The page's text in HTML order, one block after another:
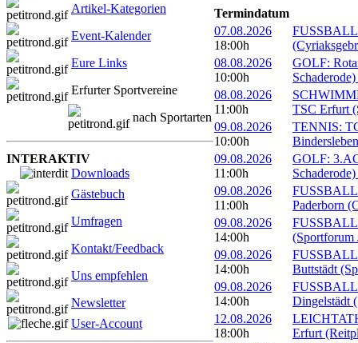
Artikel-Kategorien
Event-Kalender
Eure Links
Erfurter Sportvereine
nach Sportarten
INTERAKTIV
Downloads
Gästebuch
Umfragen
Kontakt/Feedback
Uns empfehlen
Newsletter
User-Account
Termindatum
07.08.2026
18:00h
08.08.2026
10:00h
GOLF:
08.08.2026
11:00h
TSC Erfurt
09.08.2026
10:00h
TENNIS:
09.08.2026
11:00h
GOLF:
09.08.2026
11:00h
Paderborn
09.08.2026
14:00h
(Sportforum
09.08.2026
14:00h
Buttstädt
09.08.2026
14:00h
Dingelstädt
12.08.2026
18:00h
Erfurt